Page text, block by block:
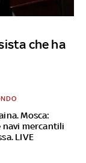
che ha
Mosca:
navi mercantili
LIVE